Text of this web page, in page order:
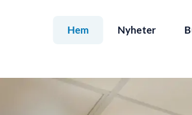
Hem Nyheter